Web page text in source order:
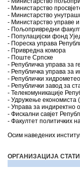
- Министарство
- Министарство
- Министарство управе
- Пољопривредни
- Популацијски фонд
- Пореска управа
- Привредна комора
- Поште Српске
- Републичка управа за
- Републичка управа за
- Републички
- Републички завод за
- Телекомуникације
- Удружење економиста
- Управа за индиректно
- Фискални савјет
- Факултет политичких
Осим наведених
ОРГАНИЗАЦИЈА